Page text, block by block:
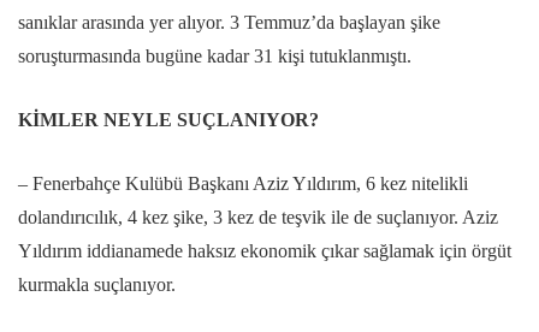
sanıklar arasında yer alıyor. 3 Temmuz’da başlayan şike
soruşturmasında bugüne kadar 31 kişi tutuklanmıştı.
KİMLER NEYLE SUÇLANIYOR?
– Fenerbahçe Kulübü Başkanı Aziz Yıldırım, 6 kez nitelikli
dolandırıcılık, 4 kez şike, 3 kez de teşvik ile de suçlanıyor. Aziz
Yıldırım iddianamede haksız ekonomik çıkar sağlamak için örgüt
kurmakla suçlanıyor.